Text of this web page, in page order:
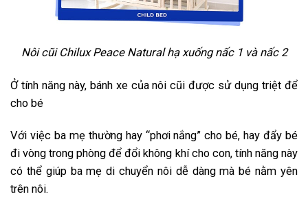
Nôi cũi Chilux Peace Natural hạ xuống nấc 1 và nấc 2
Ở tính năng này, bánh xe của nôi cũi được sử dụng triệt để
cho bé
Với việc ba mẹ thường hay “phơi nắng” cho bé, hay đẩy bé
đi vòng trong phòng để đổi không khí cho con, tính năng này
có thể giúp ba mẹ di chuyển nôi dễ dàng mà bé nằm yên
trên nôi.